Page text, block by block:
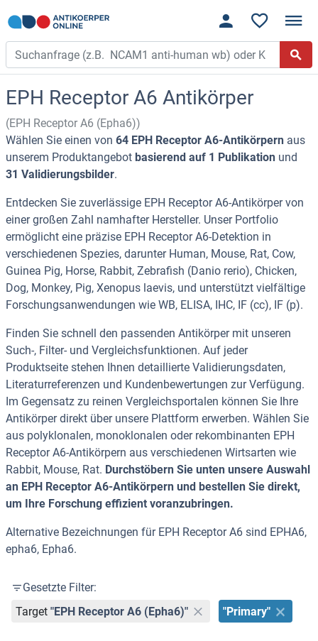
EPH Receptor A6 Antikörper
(EPH Receptor A6 (Epha6))
Wählen Sie einen von 64 EPH Receptor A6-Antikörpern aus
unserem Produktangebot basierend auf 1 Publikation und
31 Validierungsbilder.
Entdecken Sie zuverlässige EPH Receptor A6-Antikörper von
einer großen Zahl namhafter Hersteller. Unser Portfolio
ermöglicht eine präzise EPH Receptor A6-Detektion in
verschiedenen Spezies, darunter Human, Mouse, Rat, Cow,
Guinea Pig, Horse, Rabbit, Zebrafish (Danio rerio), Chicken,
Dog, Monkey, Pig, Xenopus laevis, und unterstützt vielfältige
Forschungsanwendungen wie WB, ELISA, IHC, IF (cc), IF (p).
Finden Sie schnell den passenden Antikörper mit unseren
Such-, Filter- und Vergleichsfunktionen. Auf jeder
Produktseite stehen Ihnen detaillierte Validierungsdaten,
Literaturreferenzen und Kundenbewertungen zur Verfügung.
Im Gegensatz zu reinen Vergleichsportalen können Sie Ihre
Antikörper direkt über unsere Plattform erwerben. Wählen Sie
aus polyklonalen, monoklonalen oder rekombinanten EPH
Receptor A6-Antikörpern aus verschiedenen Wirtsarten wie
Rabbit, Mouse, Rat. Durchstöbern Sie unten unsere Auswahl
an EPH Receptor A6-Antikörpern und bestellen Sie direkt,
um Ihre Forschung effizient voranzubringen.
Alternative Bezeichnungen für EPH Receptor A6 sind EPHA6,
epha6, Epha6.
Gesetzte Filter:
Target "EPH Receptor A6 (Epha6)" "Primary"